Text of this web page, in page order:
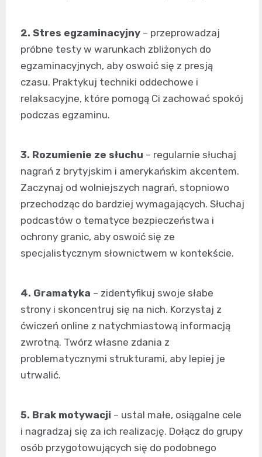
2. Stres egzaminacyjny – przeprowadzaj
próbne testy w warunkach zbliżonych do
egzaminacyjnych, aby oswoić się z presją
czasu. Praktykuj techniki oddechowe i
relaksacyjne, które pomogą Ci zachować spokój
podczas egzaminu.
3. Rozumienie ze słuchu – regularnie słuchaj
nagrań z brytyjskim i amerykańskim akcentem.
Zaczynaj od wolniejszych nagrań, stopniowo
przechodząc do bardziej wymagających. Słuchaj
podcastów o tematyce bezpieczeństwa i
ochrony granic, aby oswoić się ze
specjalistycznym słownictwem w kontekście.
4. Gramatyka – zidentyfikuj swoje słabe
strony i skoncentruj się na nich. Korzystaj z
ćwiczeń online z natychmiastową informacją
zwrotną. Twórz własne zdania z
problematycznymi strukturami, aby lepiej je
utrwalić.
5. Brak motywacji – ustal małe, osiągalne cele
i nagradzaj się za ich realizację. Dołącz do grupy
osób przygotowujących się do podobnego